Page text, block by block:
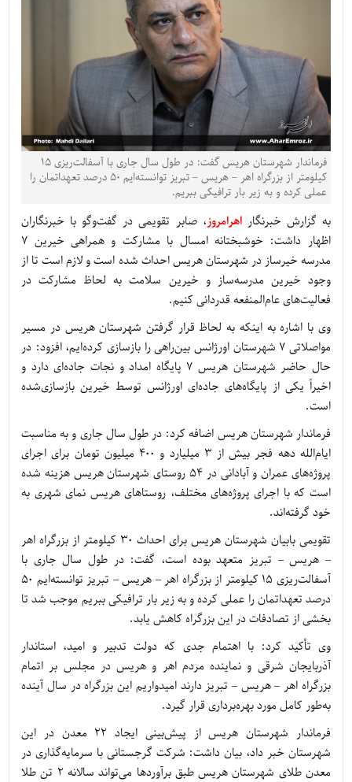
فرماندار شهرستان هریس گفت: در طول سال جاری با آسفالت‌ریزی ۱۵
کیلومتر از بزرگراه اهر – هریس – تبریز توانسته‌ایم ۵۰ درصد تعهداتمان را
عملی کرده و به زیر بار ترافیکی ببریم.
به گزارش خبرنگاراهرامروز، صابر تقویمی در گفت‌وگو با خبرنگاران
اظهار داشت: خوشبختانه امسال با مشارکت و همراهی خیرین 7
مدرسه خیرساز در شهرستان هریس احداث شده است و لازم است تا از
وجود خیرین مدرسه‌ساز و خیرین سلامت به لحاظ مشارکت در
فعالیت‌های عام‌المنفعه قدردانی کنیم.
وی با اشاره به اینکه به لحاظ قرار گرفتن شهرستان هریس در مسیر
مواصلاتی 7 شهرستان اورژانس بین‌راهی را بازسازی کرده‌ایم، افزود: در
حال حاضر شهرستان هریس 7 پایگاه امداد و نجات جاده‌ای دارد و
اخیراً یکی از پایگاه‌های جاده‌ای اورژانس توسط خیرین بازسازی‌شده
است.
فرماندار شهرستان هریس اضافه کرد: در طول سال جاری و به مناسبت
ایام‌الله دهه فجر بیش از 3 میلیارد و 400 میلیون تومان برای اجرای
پروژه‌های عمران و آبادانی در 54 روستای شهرستان هریس هزینه شده
است که با اجرای پروژه‌های مختلف، روستاهای هریس نمای شهری به
خود گرفته‌اند.
تقویمی بابیان شهرستان هریس برای احداث 30 کیلومتر از بزرگراه اهر
– هریس – تبریز متعهد بوده است، گفت: در طول سال جاری با
آسفالت‌ریزی 15 کیلومتر از بزرگراه اهر – هریس – تبریز توانسته‌ایم 50
درصد تعهداتمان را عملی کرده و به زیر بار ترافیکی ببریم موجب شد تا
بخشی از تصادفات در این بزرگراه کاهش یابد.
وی تأکید کرد: با اهتمام جدی که دولت تدبیر و امید، استاندار
آذربایجان شرقی و نماینده مردم اهر و هریس در مجلس بر اتمام
بزرگراه اهر – هریس – تبریز دارند امیدواریم این بزرگراه در سال آینده
به‌طور کامل مورد بهره‌برداری قرار گیرد.
فرماندار شهرستان هریس از پیش‌بینی ایجاد 22 معدن در این
شهرستان خبر داد، بیان داشت: شرکت گرجستانی با سرمایه‌گذاری در
معدن طلای شهرستان هریس طبق برآوردها می‌تواند سالانه 2 تن طلا